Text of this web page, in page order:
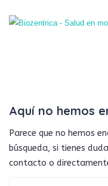
Aquí no hemos
Parece que no hemos
búsqueda, si tienes
contacto o